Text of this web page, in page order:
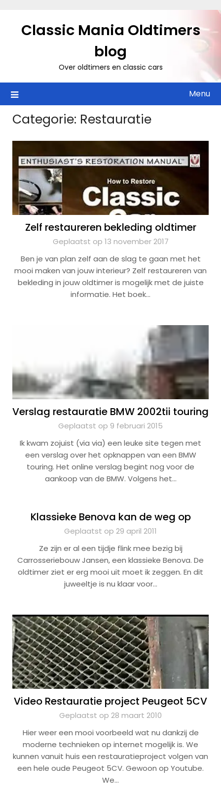
Classic Mania Oldtimers
blog
Over oldtimers en classic cars
Menu
Categorie: Restauratie
Zelf restaureren bekleding oldtimer
Geplaatst op 13 november 2017
Ben je van plan zelf aan de slag te gaan met het
mooi maken van jouw interieur? Zelf restaureren van
bekleding in jouw oldtimer is mogelijk met de juiste
informatie. Het boek…
Verslag restauratie BMW 2002tii touring
Geplaatst op 9 februari 2015
Ik kwam zojuist (via via) een leuke site tegen met
een verslag over het opknappen van een BMW
touring. Het online verslag begint nog voor de
aankoop van de BMW. Volgens het…
Klassieke Benova kan de weg op
Geplaatst op 29 april 2011
Ze zijn er al een tijdje flink mee bezig bij
Carrosseriebouw Jansen, een klassieke Benova. De
oldtimer ziet er erg mooi uit moet ik zeggen. En dit
juweeltje is nu klaar voor…
Video Restauratie project Peugeot 5CV
Geplaatst op 28 maart 2010
Hier weer een mooi voorbeeld wat nu dankzij de
moderne technieken op internet mogelijk is. We
kunnen vanuit huis een restauratieproject volgen van
een hele oude Peugeot 5CV. Gewoon op Youtube.
We…